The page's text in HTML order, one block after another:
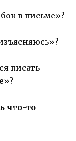
в письме»?
писать
что-то